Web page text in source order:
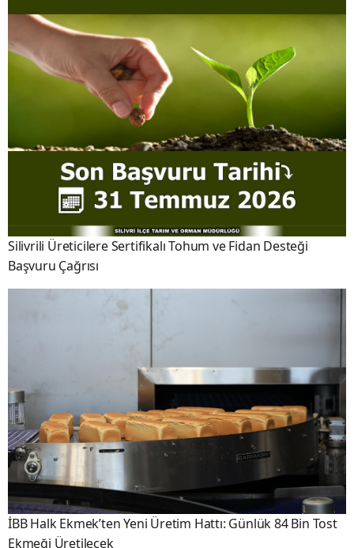
Silivrili Üreticilere Sertifikalı Tohum ve Fidan Desteği
Başvuru Çağrısı
İBB Halk Ekmek’ten Yeni Üretim Hattı: Günlük 84 Bin Tost
Ekmeği Üretilecek